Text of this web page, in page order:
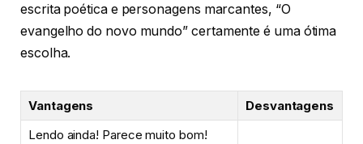
escrita poética e personagens marcantes, “O
evangelho do novo mundo” certamente é uma ótima
escolha.
Vantagens
Desvantagens
Lendo ainda! Parece muito bom!